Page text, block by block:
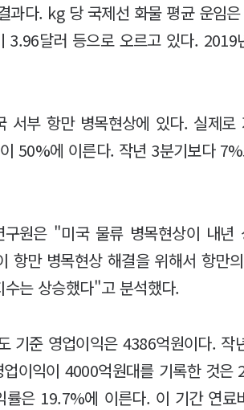
과다. kg 당 국제선 화물 평균 운임
달러 등으로 오르고 있다. 2019
서부 항만 병목현상에 있다. 실제로
50%에 이른다. 작년 3분기보다
구원은 "미국 물류 병목현상이 내년
항만 병목현상 해결을 위해서 항만
는 상승했다"고 분석했다.
기준 영업이익은 4386억원이다. 작
이익이 4000억원대를 기록한 것은
은 19.7%에 이른다. 이 기간 연료